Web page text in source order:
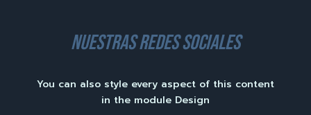
nuestras redes sociales
You can also style every aspect of this content
in the module Design